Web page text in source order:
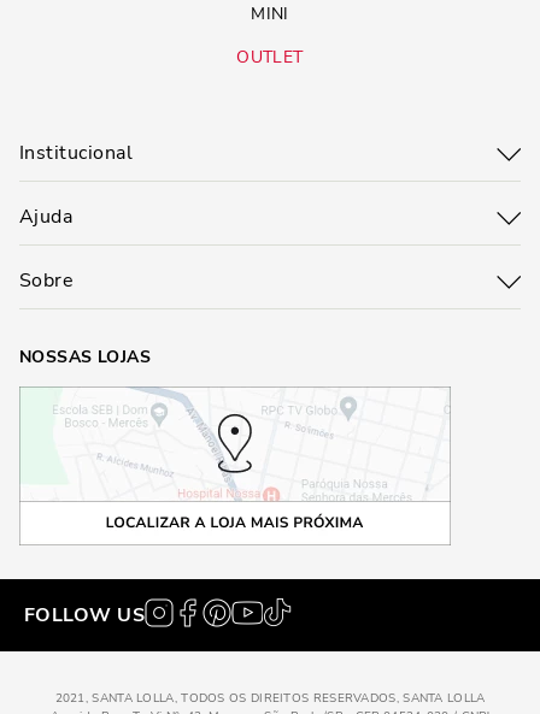
MINI
OUTLET
Institucional
Ajuda
Sobre
NOSSAS LOJAS
FOLLOW US
2021, SANTA LOLLA, TODOS OS DIREITOS RESERVADOS, SANTA LOLLA